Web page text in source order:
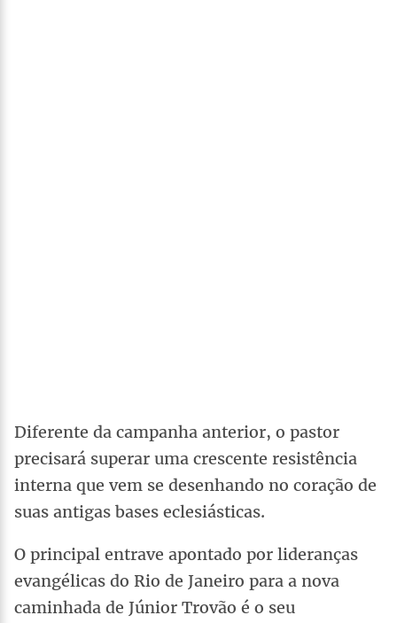
Diferente da campanha anterior, o pastor
precisará superar uma crescente resistência
interna que vem se desenhando no coração de
suas antigas bases eclesiásticas.
O principal entrave apontado por lideranças
evangélicas do Rio de Janeiro para a nova
caminhada de Júnior Trovão é o seu